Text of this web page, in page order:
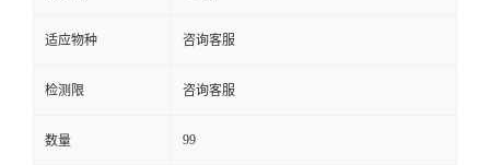
适应物种 咨询客服
检测限 咨询客服
数量 99